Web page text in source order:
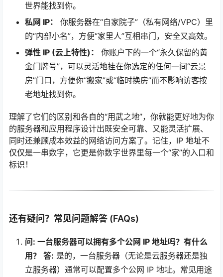
世界能找到你。
私网 IP：
你服务器在“自家院子”（私有网络/VPC）里
的“内部小名”，方便“家里人”互相串门，安全又高效。
弹性 IP (云上特性)：
你账户下的一个“永久保留的黄
金门牌号”，可以灵活地挂在你选定的任何一间“云景
房”门口，方便你“搬家”或“临时换房”而不影响访客按
老地址找到你。
理解了它们的区别和各自的“用武之地”，你就能更好地为你
的服务器和应用程序设计出既安全可靠、又能灵活扩展、
同时还兼顾成本效益的网络访问方案了。记住，IP 地址不
仅仅是一串数字，它更是你数字世界里每一个“家”的入口和
标识！
还有疑问？常见问题解答 (FAQs)
问: 一台服务器可以拥有多个公网 IP 地址吗？有什么
用？
答: 是的，一台服务器（无论是云服务器还是独
立服务器）通常可以配置多个公网 IP 地址。常见用途